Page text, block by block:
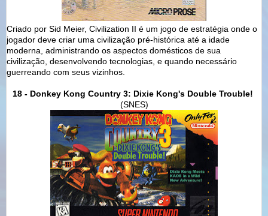
Criado por Sid Meier, Civilization II é um jogo de estratégia onde o
jogador deve criar uma civilização pré-histórica até a idade
moderna, administrando os aspectos domésticos de sua
civilização, desenvolvendo tecnologias, e quando necessário
guerreando com seus vizinhos.
18 - Donkey Kong Country 3: Dixie Kong's Double Trouble!
(SNES)